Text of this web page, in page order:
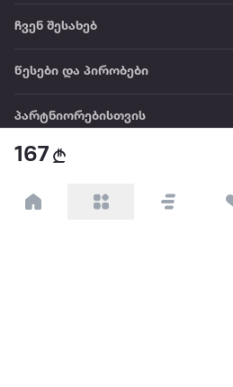
167
ჩვენ შესახებ
წესები და პირობები
პარტნიორებისთვის
ტრენდული
პოპულარული